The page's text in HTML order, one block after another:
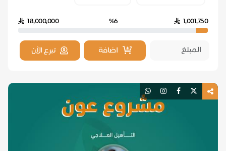
1,001,750
%6
18,000,000
اضافة تبرع الآن